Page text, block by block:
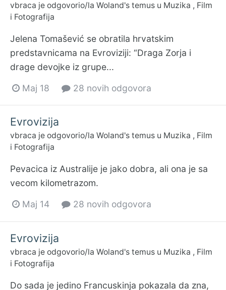
vbraca je odgovorio/la Woland's temus u Muzika , Film
i Fotografija
Jelena Tomašević se obratila hrvatskim
predstavnicama na Evroviziji: “Draga Zorja i
drage devojke iz grupe...
Maj 18 28 novih odgovora
Evrovizija
vbraca je odgovorio/la Woland's temus u Muzika , Film
i Fotografija
Pevacica iz Australije je jako dobra, ali ona je sa
vecom kilometrazom.
Maj 14 28 novih odgovora
Evrovizija
vbraca je odgovorio/la Woland's temus u Muzika , Film
i Fotografija
Do sada je jedino Francuskinja pokazala da zna,